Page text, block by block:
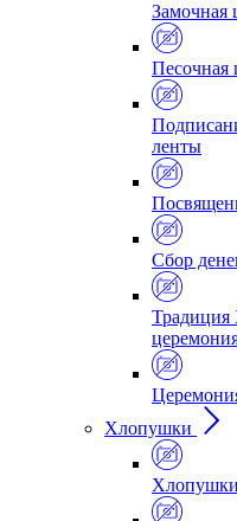
Замочная
Песочная
ленты
Сбор
Традиция
Хлопушки